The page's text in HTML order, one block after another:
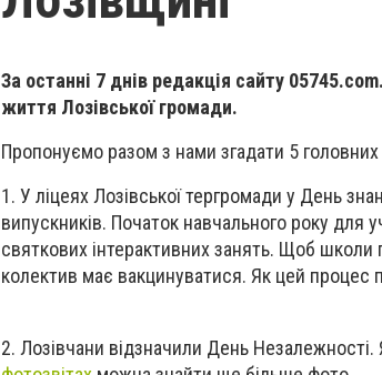
За останні 7 днів редакція сайту
життя Лозівської громади.
Пропонуємо разом з нами згадати 5
1. У ліцеях Лозівської тергромади у День
випускників. Початок навчального року для
святкових інтерактивних занять. Щоб школи
колектив має вакцинуватися. Як цей процес
2. Лозівчани відзначили День